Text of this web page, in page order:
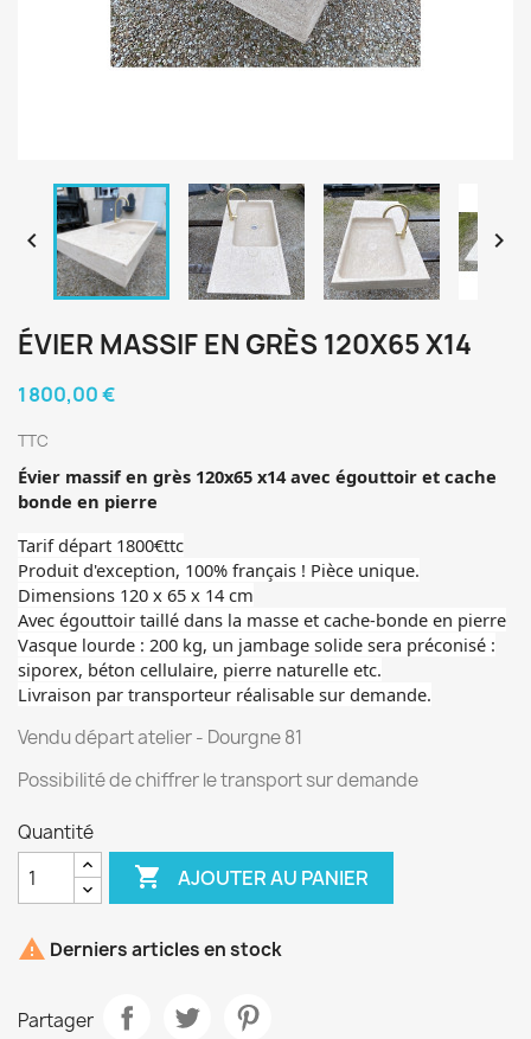
 
ÉVIER MASSIF EN GRÈS 120X65 X14
1 800,00 €
TTC
Évier massif en grès 120x65 x14 avec égouttoir et cache
bonde en pierre
Tarif départ 1800€ttc
Produit d'exception, 100% français ! Pièce unique.
Dimensions 120 x 65 x 14 cm
Avec égouttoir taillé dans la masse et cache-bonde en pierre
Vasque lourde : 200 kg, un jambage solide sera préconisé :
siporex, béton cellulaire, pierre naturelle etc.
Livraison par transporteur réalisable sur demande.
Vendu départ atelier - Dourgne 81
Possibilité de chiffrer le transport sur demande
Quantité
 AJOUTER AU PANIER
 Derniers articles en stock
Partager